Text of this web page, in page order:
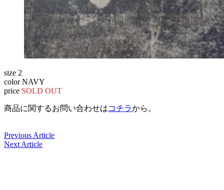
size 2
color NAVY
price SOLD OUT
商品に関するお問い合わせはコチラから。
Previous Article
Next Article